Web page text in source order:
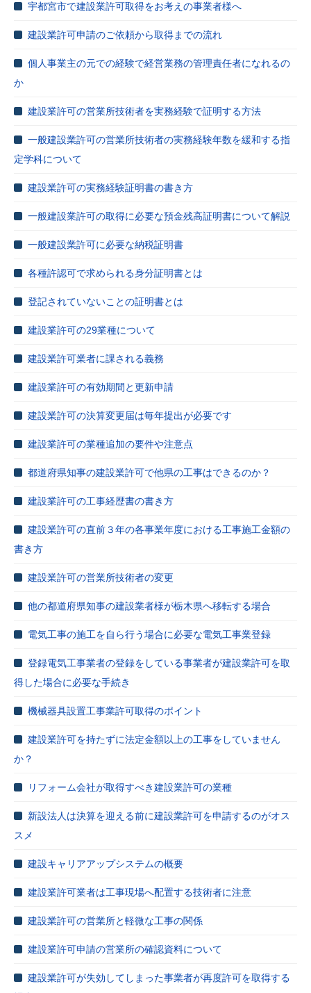
宇都宮市で建設業許可取得をお考えの事業者様へ
建設業許可申請のご依頼から取得までの流れ
個人事業主の元での経験で経営業務の管理責任者になれるの
か
建設業許可の営業所技術者を実務経験で証明する方法
一般建設業許可の営業所技術者の実務経験年数を緩和する指
定学科について
建設業許可の実務経験証明書の書き方
一般建設業許可の取得に必要な預金残高証明書について解説
一般建設業許可に必要な納税証明書
各種許認可で求められる身分証明書とは
登記されていないことの証明書とは
建設業許可の29業種について
建設業許可業者に課される義務
建設業許可の有効期間と更新申請
建設業許可の決算変更届は毎年提出が必要です
建設業許可の業種追加の要件や注意点
都道府県知事の建設業許可で他県の工事はできるのか？
建設業許可の工事経歴書の書き方
建設業許可の直前３年の各事業年度における工事施工金額の
書き方
建設業許可の営業所技術者の変更
他の都道府県知事の建設業者様が栃木県へ移転する場合
電気工事の施工を自ら行う場合に必要な電気工事業登録
登録電気工事業者の登録をしている事業者が建設業許可を取
得した場合に必要な手続き
機械器具設置工事業許可取得のポイント
建設業許可を持たずに法定金額以上の工事をしていません
か？
リフォーム会社が取得すべき建設業許可の業種
新設法人は決算を迎える前に建設業許可を申請するのがオス
スメ
建設キャリアアップシステムの概要
建設業許可業者は工事現場へ配置する技術者に注意
建設業許可の営業所と軽微な工事の関係
建設業許可申請の営業所の確認資料について
建設業許可が失効してしまった事業者が再度許可を取得する